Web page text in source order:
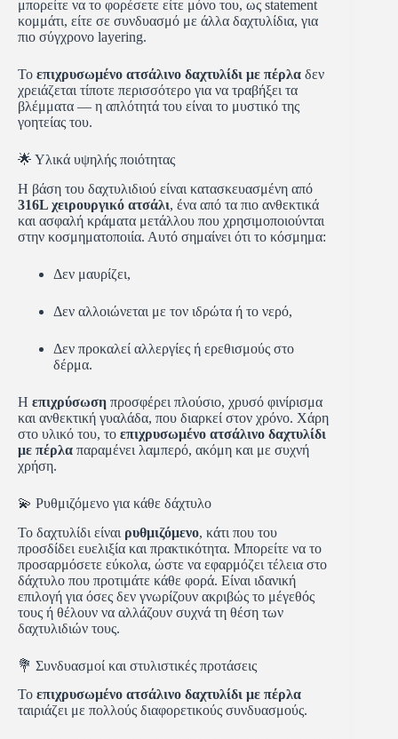
μπορείτε να το φορέσετε είτε μόνο του, ως statement
κομμάτι, είτε σε συνδυασμό με άλλα δαχτυλίδια, για
πιο σύγχρονο layering.
Το επιχρυσωμένο ατσάλινο δαχτυλίδι με πέρλα δεν
χρειάζεται τίποτε περισσότερο για να τραβήξει τα
βλέμματα — η απλότητά του είναι το μυστικό της
γοητείας του.
🌟 Υλικά υψηλής ποιότητας
Η βάση του δαχτυλιδιού είναι κατασκευασμένη από
316L χειρουργικό ατσάλι, ένα από τα πιο ανθεκτικά
και ασφαλή κράματα μετάλλου που χρησιμοποιούνται
στην κοσμηματοποιία. Αυτό σημαίνει ότι το κόσμημα:
Δεν μαυρίζει,
Δεν αλλοιώνεται με τον ιδρώτα ή το νερό,
Δεν προκαλεί αλλεργίες ή ερεθισμούς στο
δέρμα.
Η επιχρύσωση προσφέρει πλούσιο, χρυσό φινίρισμα
και ανθεκτική γυαλάδα, που διαρκεί στον χρόνο. Χάρη
στο υλικό του, το επιχρυσωμένο ατσάλινο δαχτυλίδι
με πέρλα παραμένει λαμπερό, ακόμη και με συχνή
χρήση.
💫 Ρυθμιζόμενο για κάθε δάχτυλο
Το δαχτυλίδι είναι ρυθμιζόμενο, κάτι που του
προσδίδει ευελιξία και πρακτικότητα. Μπορείτε να το
προσαρμόσετε εύκολα, ώστε να εφαρμόζει τέλεια στο
δάχτυλο που προτιμάτε κάθε φορά. Είναι ιδανική
επιλογή για όσες δεν γνωρίζουν ακριβώς το μέγεθός
τους ή θέλουν να αλλάζουν συχνά τη θέση των
δαχτυλιδιών τους.
💐 Συνδυασμοί και στυλιστικές προτάσεις
Το επιχρυσωμένο ατσάλινο δαχτυλίδι με πέρλα
ταιριάζει με πολλούς διαφορετικούς συνδυασμούς.